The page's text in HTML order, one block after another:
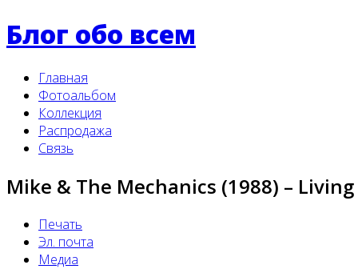
Блог обо всем
Главная
Фотоальбом
Коллекция
Распродажа
Связь
Mike & The Mechanics (1988) –
Печать
Эл. почта
Медиа